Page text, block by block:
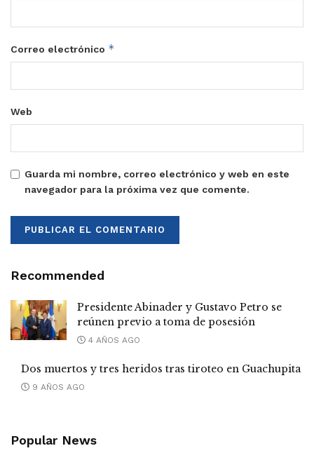
Correo electrónico *
Web
Guarda mi nombre, correo electrónico y web en este
navegador para la próxima vez que comente.
Recommended
Presidente Abinader y Gustavo Petro se
reúnen previo a toma de posesión
4 AÑOS AGO
Dos muertos y tres heridos tras tiroteo en Guachupita
9 AÑOS AGO
Popular News